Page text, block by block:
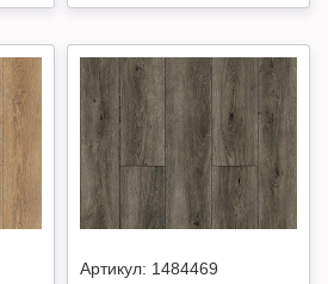
Артикул: 1484469